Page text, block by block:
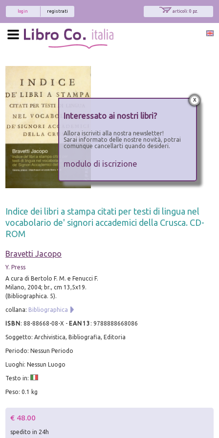
articoli: 0 pz.
registrati
login
Indice dei libri a stampa citati per testi di lingua nel
vocabolario de' signori accademici della Crusca. CD-
ROM
Bravetti Jacopo
Y. Press
A cura di Bertolo F. M. e Fenucci F.
Milano, 2004; br., cm 13,5x19.
(Bibliographica. 5).
collana: Bibliographica
ISBN:88-88668-08-X - EAN13 :9788888668086
Soggetto: Archivistica, Bibliografia, Editoria
Periodo: Nessun Periodo
Luoghi: Nessun Luogo
Testo in:
Peso: 0.1 kg
€ 48.00
spedito in 24h
x
Interessato ai nostri libri?
Allora iscriviti alla nostra newsletter!
Sarai informato delle nostre novità, potrai
comunque cancellarti quando desideri.
modulo di iscrizione